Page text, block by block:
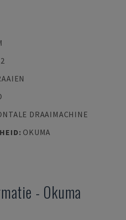
DRAAIMACHINE
: OKUMA
- Okuma